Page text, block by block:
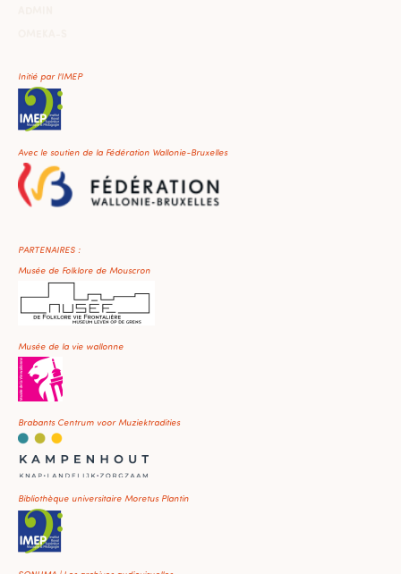
Initié par l'IMEP
Avec le soutien de la Fédération Wallonie-Bruxelles
PARTENAIRES :
Musée de Folklore de Mouscron
Musée de la vie wallonne
Brabants Centrum voor Muziektradities
Bibliothèque universitaire Moretus Plantin